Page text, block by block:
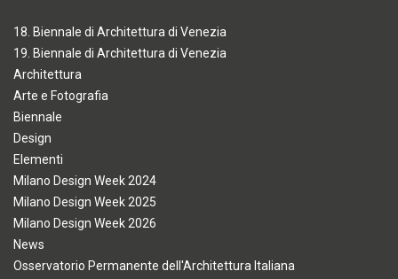
18. Biennale di Architettura di Venezia
19. Biennale di Architettura di Venezia
Architettura
Arte e Fotografia
Biennale
Design
Elementi
Milano Design Week 2024
Milano Design Week 2025
Milano Design Week 2026
News
Osservatorio Permanente dell'Architettura Italiana